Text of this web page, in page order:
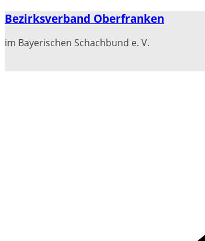
Zum
springen
Bezirksverband Oberfranken
im Bayerischen Schachbund e. V.